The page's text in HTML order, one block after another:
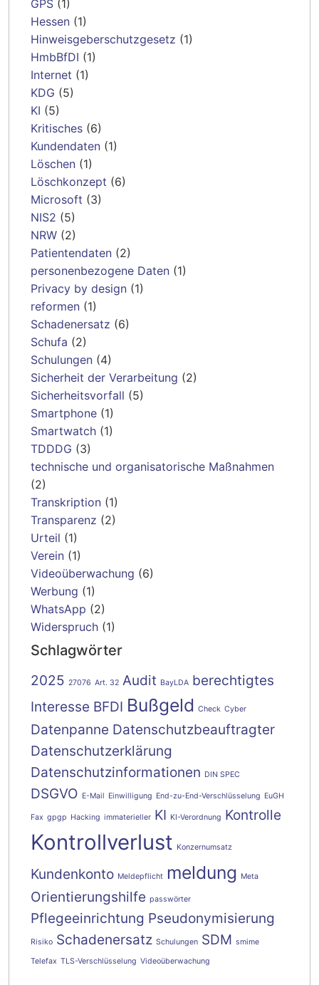
GPS (1)
Hessen (1)
Hinweisgeberschutzgesetz (1)
HmbBfDI (1)
Internet (1)
KDG (5)
KI (5)
Kritisches (6)
Kundendaten (1)
Löschen (1)
Löschkonzept (6)
Microsoft (3)
NIS2 (5)
NRW (2)
Patientendaten (2)
personenbezogene Daten (1)
Privacy by design (1)
reformen (1)
Schadenersatz (6)
Schufa (2)
Schulungen (4)
Sicherheit der Verarbeitung (2)
Sicherheitsvorfall (5)
Smartphone (1)
Smartwatch (1)
TDDDG (3)
technische und organisatorische Maßnahmen
(2)
Transkription (1)
Transparenz (2)
Urteil (1)
Verein (1)
Videoüberwachung (6)
Werbung (1)
WhatsApp (2)
Widerspruch (1)
Schlagwörter
2025 27076 Art. 32 Audit BayLDA berechtigtes
Interesse BFDI Bußgeld Check Cyber
Datenpanne Datenschutzbeauftragter
Datenschutzerklärung
Datenschutzinformationen DIN SPEC
DSGVO E-Mail Einwilligung End-zu-End-Verschlüsselung EuGH
Fax gpgp Hacking immaterieller KI KI-Verordnung Kontrolle
Kontrollverlust Konzernumsatz
Kundenkonto Meldepflicht meldung Meta
Orientierungshilfe passwörter
Pflegeeinrichtung Pseudonymisierung
Risiko Schadenersatz Schulungen SDM smime
Telefax TLS-Verschlüsselung Videoüberwachung